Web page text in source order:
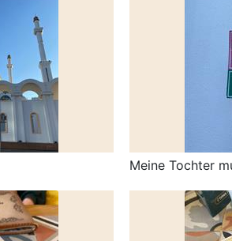
Meine Tochter